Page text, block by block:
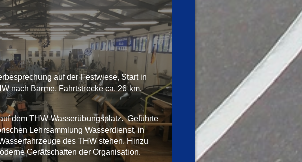
auf der Festwiese, Start in
nach Barme, Fahrtstrecke ca. 26 km.
dem THW-Wasserübungsplatz.Geführte
Lehrsammlung Wasserdienst, in
des THW stehen. Hinzu
Gerätschaften der Organisation.